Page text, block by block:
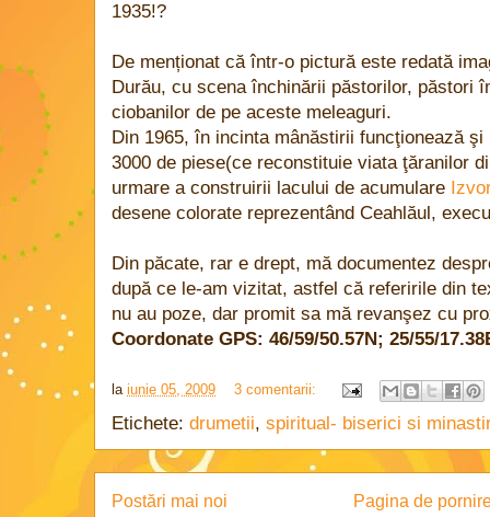
1935!?
De menționat că într-o pictură este redată
Durău, cu scena închinării păstorilor, păstori
ciobanilor de pe aceste meleaguri.
Din 1965, în incinta mânăstirii funcţionează
3000 de piese(ce reconstituie viata ţăranilor
urmare a construirii lacului de acumulare
desene colorate reprezentând Ceahlăul,
Din păcate, rar e drept, mă documentez
după ce le-am vizitat, astfel că referirile din
nu au poze, dar promit sa mă revanşez cu
Coordonate GPS: 46/59/50.57N; 25/55/
la iunie 05, 2009 3 comentarii:
Etichete: drumetii, spiritual- biserici si
Postări mai noi Pagina de